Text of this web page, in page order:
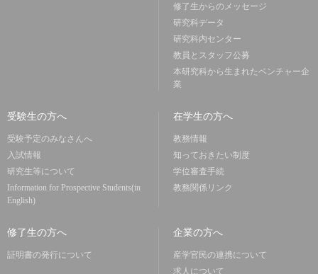
修了生からのメッセージ
研究科データ
研究科内センター
教員とスタッフ公募
本研究科から生まれたベンチャー企
業
受験生の方へ
受験予定のみなさんへ
入試情報
研究生等について
Information for Prospective Students(in
English)
在学生の方へ
教務情報
知っておきたい制度
学位審査手続
教務関係リンク
修了生の方へ
証明書の発行について
企業の方へ
産学官民の連携について
求人について